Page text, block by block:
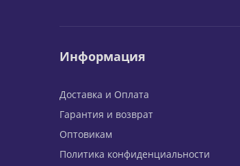
Информация
Доставка и Оплата
Гарантия и возврат
Оптовикам
Политика конфиденциальности